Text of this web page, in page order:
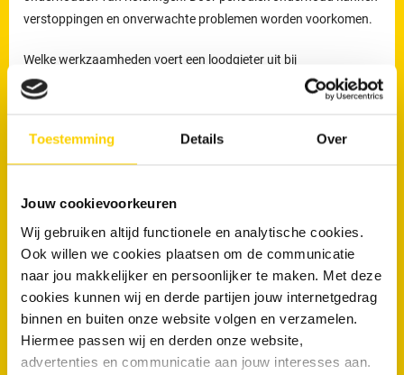
Toestemming Details Over
Jouw cookievoorkeuren
Wij gebruiken altijd functionele en analytische cookies.
Ook willen we cookies plaatsen om de communicatie
naar jou makkelijker en persoonlijker te maken. Met deze
cookies kunnen wij en derde partijen jouw internetgedrag
binnen en buiten onze website volgen en verzamelen.
Hiermee passen wij en derden onze website,
advertenties en communicatie aan jouw interesses aan.
verstoppingen en onverwachte problemen worden voorkomen.
Welke werkzaamheden voert een loodgieter uit bij
rioolproblemen?
verstoppingen en lekkages, maar ook voor het reinigen,
inspecteren en preventief onderhouden van rioleringen.
verwijderen en verkleint de kans op terugkerende verstoppingen
en onverwachte kosten.
Loodgieters voor ontstopping van uw WC
of afvoer in Delft
Wanneer is een loodgieter nodig bij een verstopte wc of afvoer?
Een loodgieter is nodig wanneer een toilet of afvoer niet meer